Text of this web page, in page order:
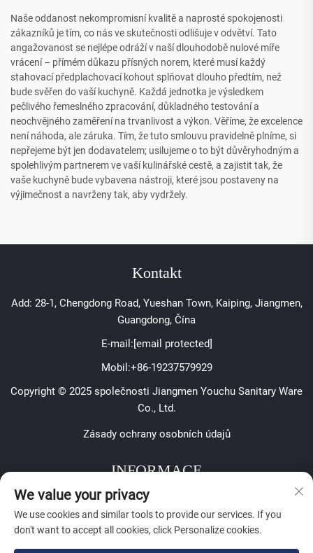
Naše oddanost nekompromisní kvalitě a naprosté spokojenosti
zákazníků je tím, co nás ve skutečnosti odlišuje v odvětví. Tato
angažovanost se nejlépe odráží v naší dlouhodobě nulové míře
vrácení – přímém důkazu přísných norem, které musí každý
stahovací předplachovací kohout splňovat dlouho předtím, než
bude svěřen do vaší kuchyně. Každá jednotka je výsledkem
pečlivého řemeslného zpracování, důkladného testování a
neochvějného zaměření na trvanlivost a výkon. Věříme, že excelence
není náhoda, ale záruka. Tím, že tuto smlouvu pravidelně plníme, si
nepřejeme být jen dodavatelem; usilujeme o to být důvěryhodným a
spolehlivým partnerem ve vaší kulinářské cestě, a zajistit tak, že
vaše kuchyně bude vybavena nástroji, které jsou postaveny na
výjimečnost a navrženy tak, aby vydržely.
Kontakt
Add: 28-1, Chengdong Road, Yueshan Town, Kaiping, Jiangmen,
Guangdong, Čína
E-mail: [email protected]
Mobil:+86-19237579929
Copyright © 2025 společnosti Jiangmen Youchu Sanitary Ware
Co., Ltd.
Zásady ochrany osobních údajů
INFORMACE
Zaregistrujte se, abyste obdrželi naši týdenní novinu
We value your privacy
We use cookies and similar tools to provide our services. If you
don't want to accept all cookies, click Personalize cookies.